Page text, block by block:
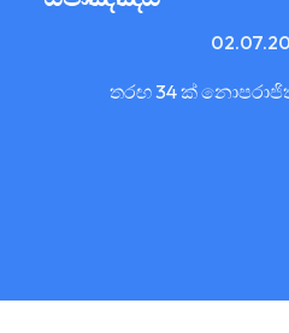
තරඟ 34 ක්